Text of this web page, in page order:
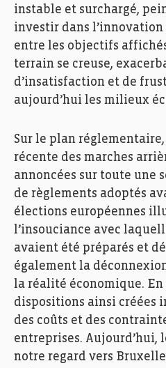
instable et surchargé,
investir dans l’innovation
entre les objectifs
terrain se creuse,
d’insatisfaction et de
aujourd’hui les milieux
Sur le plan
récente des marches
annoncées sur toute une
de règlements adoptés
élections européennes
l’insouciance avec
avaient été préparés et
également la
la réalité économique.
dispositions ainsi créées
des coûts et des
entreprises. Aujourd’hui,
notre regard vers